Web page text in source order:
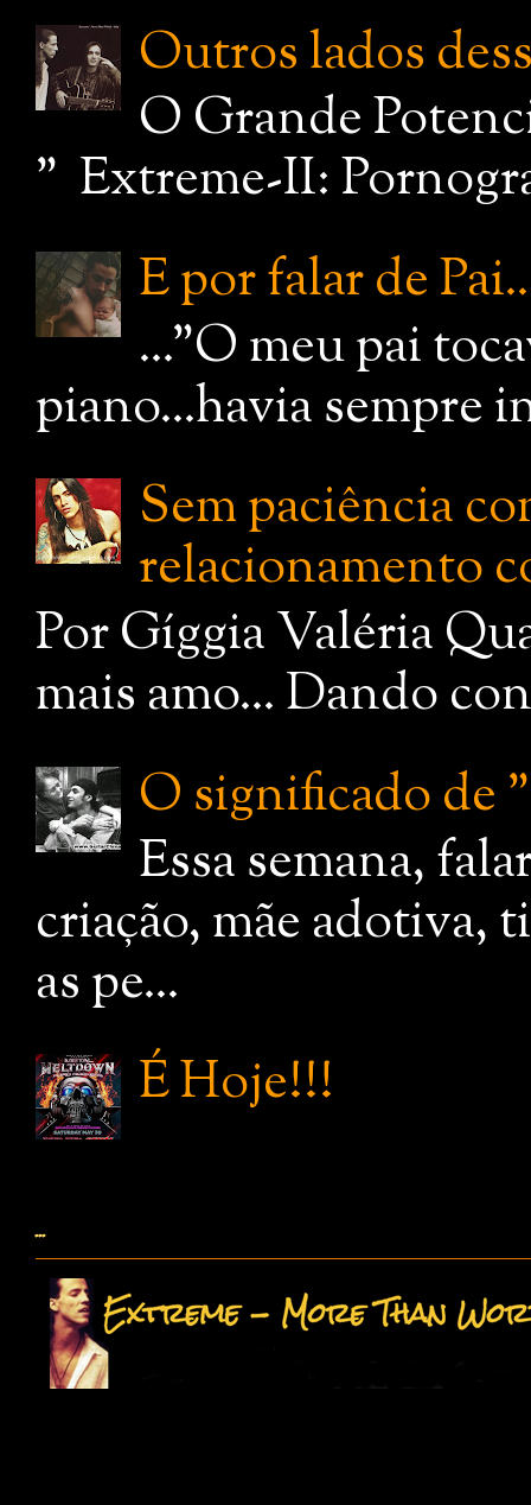
Outros lados
O Grande
" Extreme-II:
E por falar de
..."O meu pai
piano...havia sempre
Sem paciência
relacionamento
Por Gíggia Valéria
mais amo... Dando
O significado de
Essa semana,
criação, mãe adotiva,
as pe...
É Hoje!!!
...